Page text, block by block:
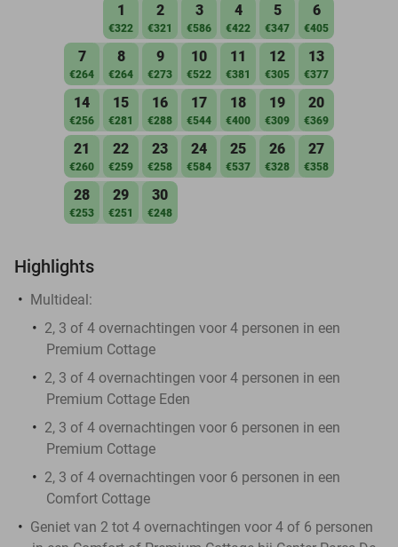
1
€322
2
€321
3
€586
4
€422
5
€347
6
€405
7
€264
8
€264
9
€273
10
€522
11
€381
12
€305
13
€377
14
€256
15
€281
16
€288
17
€544
18
€400
19
€309
20
€369
21
€260
22
€259
23
€258
24
€584
25
€537
26
€328
27
€358
28
€253
29
€251
30
€248
Highlights
Multideal:
2, 3 of 4 overnachtingen voor 4 personen in een
Premium Cottage
2, 3 of 4 overnachtingen voor 4 personen in een
Premium Cottage Eden
2, 3 of 4 overnachtingen voor 6 personen in een
Premium Cottage
2, 3 of 4 overnachtingen voor 6 personen in een
Comfort Cottage
Geniet van 2 tot 4 overnachtingen voor 4 of 6 personen